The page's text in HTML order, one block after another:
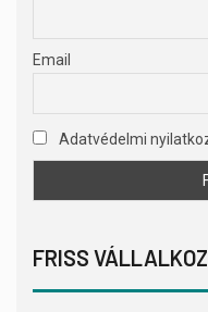
Email
Adatvédelmi
FRISS